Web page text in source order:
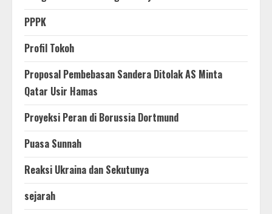
PPPK
Profil Tokoh
Proposal Pembebasan Sandera Ditolak AS Minta
Qatar Usir Hamas
Proyeksi Peran di Borussia Dortmund
Puasa Sunnah
Reaksi Ukraina dan Sekutunya
sejarah